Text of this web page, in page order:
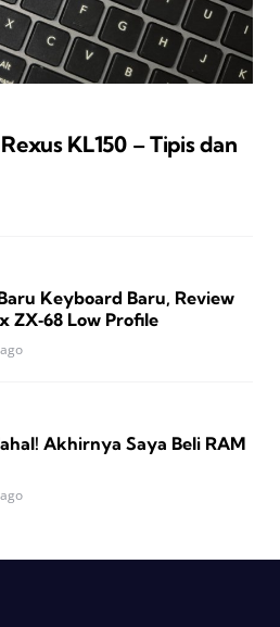
KL150 – Tipis dan
Keyboard Baru, Review
ZX‑68 Low Profile
Akhirnya Saya Beli RAM